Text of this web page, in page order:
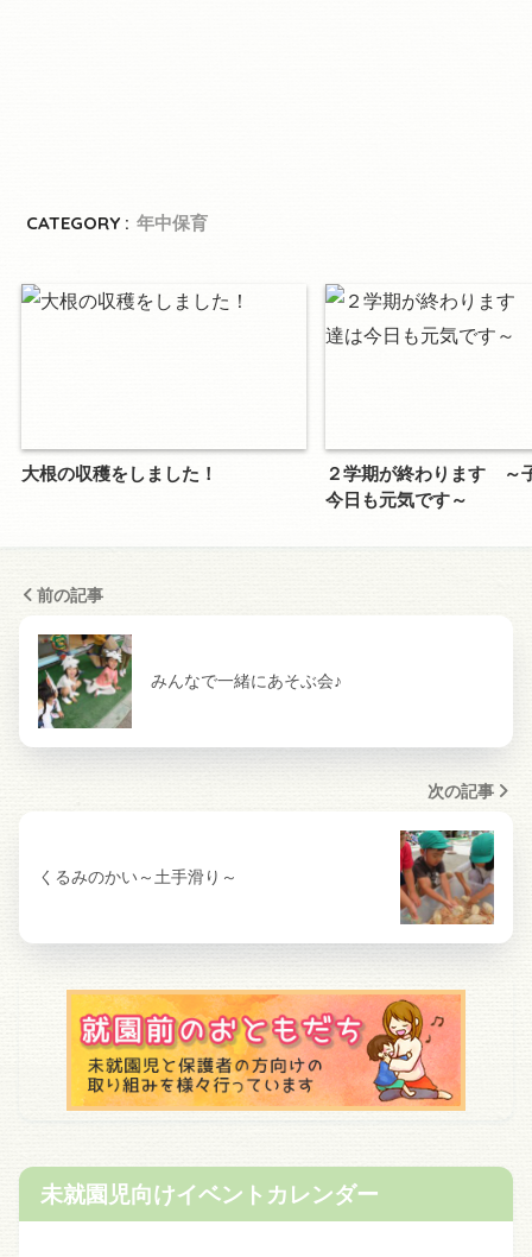
CATEGORY : 年中保育
大根の収穫をしました！
２学期が終わります ～
今日も元気です～
前の記事
みんなで一緒にあそぶ会♪
次の記事
くるみのかい～土手滑り～
未就園児向けイベントカレンダー